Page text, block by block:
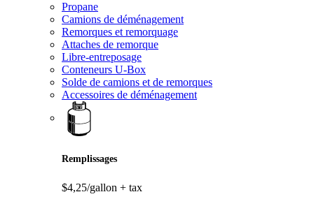
Propane
Camions de déménagement
Remorques et remorquage
Attaches de remorque
Libre-entreposage
Conteneurs U-Box
Solde de camions et de remorques
Accessoires de déménagement
Remplissages
$4,25/gallon + tax